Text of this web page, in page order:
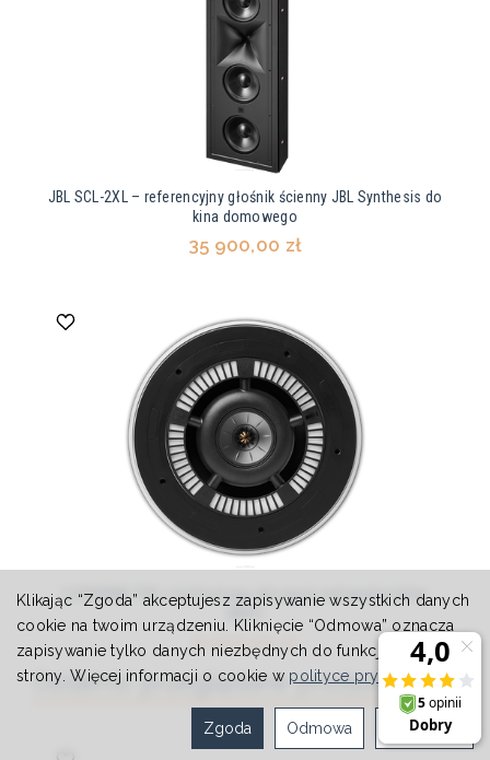
JBL SCL-2XL – referencyjny głośnik ścienny JBL Synthesis do
kina domowego
35 900,00 zł
Ci250RRM-THX z technologią absorpcji metamateriałów
(MAT)
8 200,00 zł
Ostatnio przeglądane produkty
Klikając “Zgoda” akceptujesz zapisywanie wszystkich danych
cookie na twoim urządzeniu. Kliknięcie “Odmowa” oznacza
zapisywanie tylko danych niezbędnych do funkcjonowania
strony. Więcej informacji o cookie w polityce prywatności.
Ustawienia
Odmowa
Zgoda